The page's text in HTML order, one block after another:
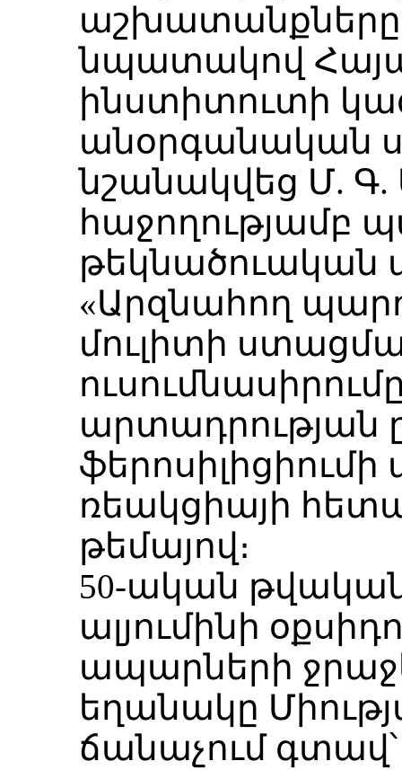
աշխատանքները
նպատակով
ինստիտուտի
անօրգանական
նշանակվեց Մ. Գ.
հաջողությամբ
թեկնածուական
«Արզնահող
մուլիտի
արտադրության
ռեակցիայի
թեմայով։
50-ական
ալյումինի
ապարների
եղանակը
ճանաչում